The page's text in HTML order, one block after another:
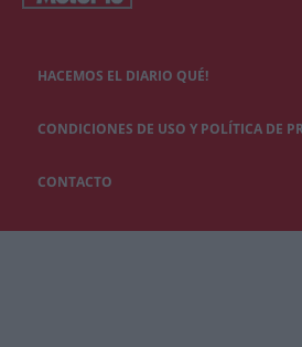
HACEMOS EL DIARIO QUÉ!
CONDICIONES DE USO Y POLÍTICA DE
CONTACTO